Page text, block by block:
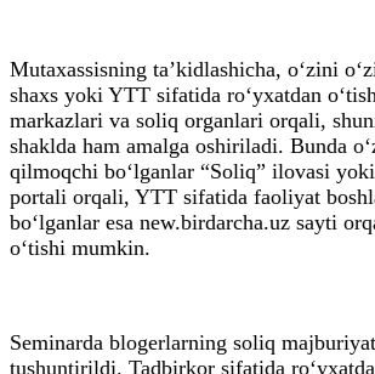
Mutaxassisning ta’kidlashicha, o‘zini
shaxs yoki YTT sifatida ro‘yxatdan
markazlari va soliq organlari orqali,
shaklda ham amalga oshiriladi. Bunda
qilmoqchi bo‘lganlar “Soliq” ilovasi
portali orqali, YTT sifatida faoliyat
bo‘lganlar esa new.birdarcha.uz sayti
o‘tishi mumkin.
Seminarda blogerlarning soliq
tushuntirildi. Tadbirkor sifatida